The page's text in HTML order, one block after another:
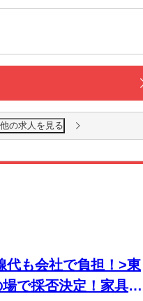
の求人を見る
代も会社で負担！>東
で採否決定！家具家